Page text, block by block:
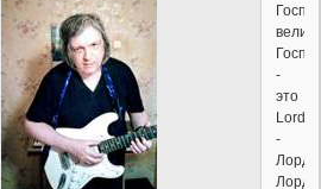
велик.
-
это
Lord
-
Лорд.
Лорд